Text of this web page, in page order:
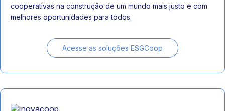
cooperativas na construção de um mundo mais justo e com
melhores oportunidades para todos.
Acesse as soluções ESGCoop